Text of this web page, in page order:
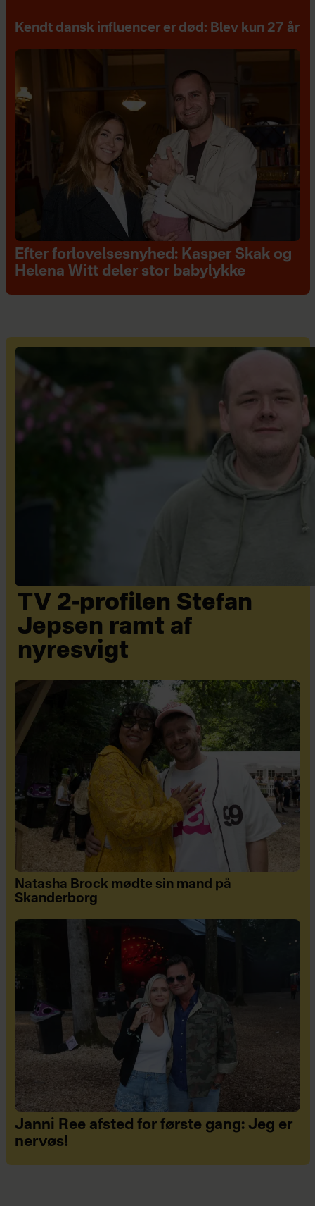
Kendt dansk influencer er død: Blev kun 27 år
Efter forlovelsesnyhed: Kasper Skak og
Helena Witt deler stor babylykke
TV 2-profilen Stefan
Jepsen ramt af
nyresvigt
Natasha Brock mødte sin mand på
Skanderborg
Janni Ree afsted for første gang: Jeg er
nervøs!